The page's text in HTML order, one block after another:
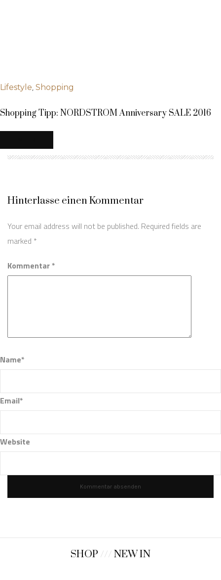
Lifestyle, Shopping
Shopping Tipp: NORDSTROM Anniversary SALE 2016
Hinterlasse einen Kommentar
Your email address will not be published. Required fields are
marked *
Kommentar *
Name*
Email*
Website
SHOP ///NEW IN